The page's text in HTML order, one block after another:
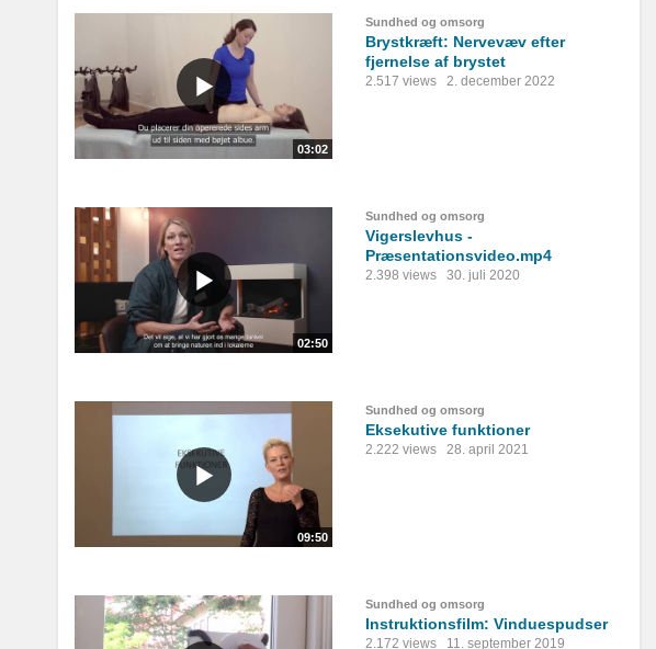
03:02
Sundhed og omsorg
Brystkræft: Nervevæv efter
fjernelse af brystet
2.517 views 2. december 2022
02:50
Sundhed og omsorg
Vigerslevhus -
Præsentationsvideo.mp4
2.398 views 30. juli 2020
09:50
Sundhed og omsorg
Eksekutive funktioner
2.222 views 28. april 2021
Sundhed og omsorg
Instruktionsfilm: Vinduespudser
2.172 views 11. september 2019